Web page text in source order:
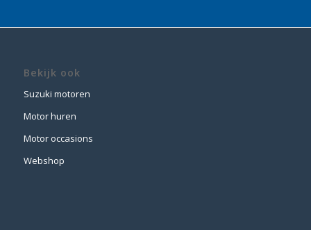
Bekijk ook
Suzuki motoren
Motor huren
Motor occasions
Webshop